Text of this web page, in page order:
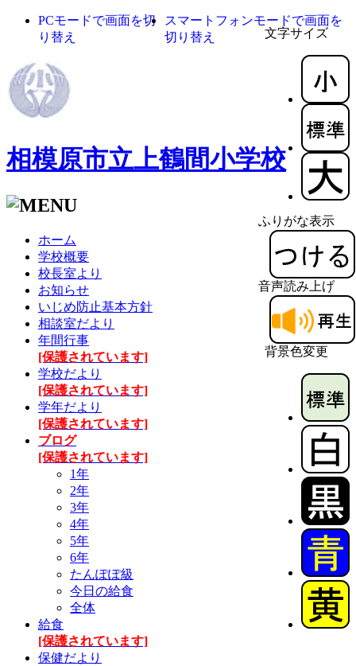
文字サイズ
ふりがな表示
音声読み上げ
背景色変更
PCモードで画面を切
り替え
スマートフォンモードで画面を
切り替え
相模原市立上鶴間小学校
ホーム
学校概要
校長室より
お知らせ
いじめ防止基本方針
相談室だより
年間行事
[保護されています]
学校だより
[保護されています]
学年だより
[保護されています]
ブログ
[保護されています]
1年
2年
3年
4年
5年
6年
たんぽぽ級
今日の給食
全体
給食
[保護されています]
保健だより